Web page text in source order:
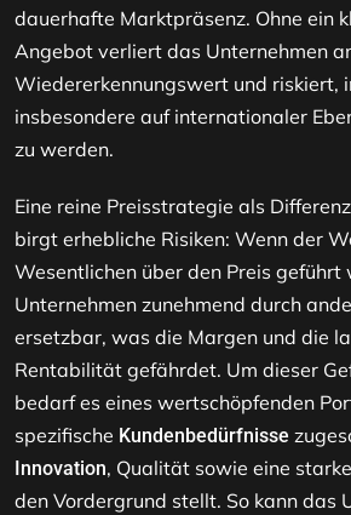
dauerhafte Marktpräsenz. Ohne ein
Angebot verliert das Unternehmen
Wiedererkennungswert und riskiert,
insbesondere auf internationaler
zu werden.
Eine reine Preisstrategie als
birgt erhebliche Risiken: Wenn der
Wesentlichen über den Preis geführt
Unternehmen zunehmend durch
ersetzbar, was die Margen und die
Rentabilität gefährdet. Um dieser
bedarf es eines wertschöpfenden
spezifische Kundenbedürfnisse
Innovation, Qualität sowie eine
den Vordergrund stellt. So kann das